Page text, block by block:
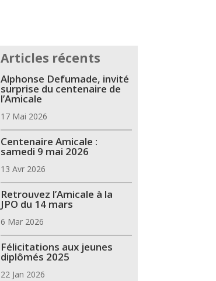
Articles récents
Alphonse Defumade, invité
surprise du centenaire de
l’Amicale
17 Mai 2026
Centenaire Amicale :
samedi 9 mai 2026
13 Avr 2026
Retrouvez l’Amicale à la
JPO du 14 mars
6 Mar 2026
Félicitations aux jeunes
diplômés 2025
22 Jan 2026